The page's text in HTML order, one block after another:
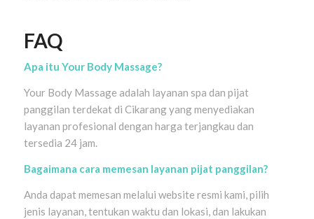
FAQ
Apa itu Your Body Massage?
Your Body Massage adalah layanan spa dan pijat
panggilan terdekat di Cikarang yang menyediakan
layanan profesional dengan harga terjangkau dan
tersedia 24 jam.
Bagaimana cara memesan layanan pijat panggilan?
Anda dapat memesan melalui website resmi kami, pilih
jenis layanan, tentukan waktu dan lokasi, dan lakukan